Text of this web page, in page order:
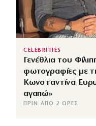
CELEBRITIES
Γενέθλια του
φωτογραφίες με
Κωνσταντίνα
αγαπώ»
ΠΡΙΝ ΑΠΌ 2 ΏΡΕΣ